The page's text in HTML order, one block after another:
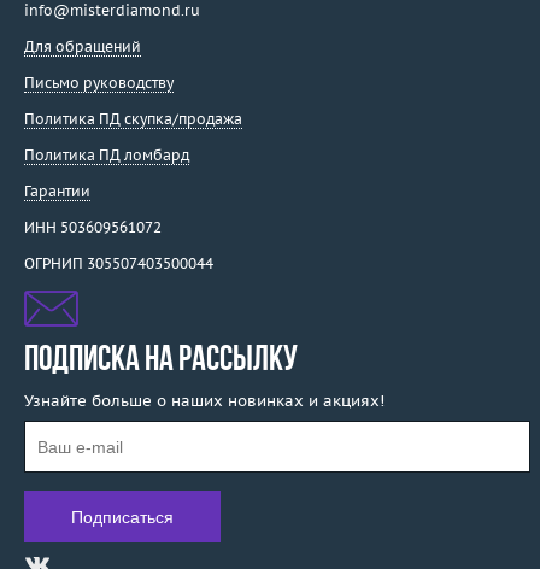
info@misterdiamond.ru
Для обращений
Письмо руководству
Политика ПД скупка/продажа
Политика ПД ломбард
Гарантии
ИНН 503609561072
ОГРНИП 305507403500044
ПОДПИСКА НА РАССЫЛКУ
Узнайте больше о наших новинках и акциях!